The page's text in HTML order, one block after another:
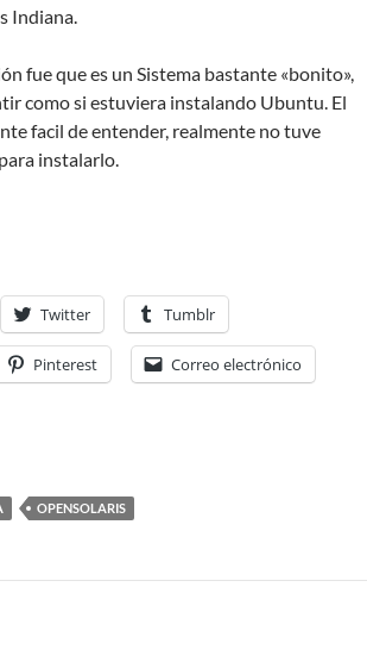
Indiana.
fue que es un Sistema bastante «bonito»,
como si estuviera instalando Ubuntu. El
facil de entender, realmente no tuve
instalarlo.
2008.05: pretty but…
Twitter Tumblr
Pinterest Correo electrónico
OPENSOLARIS